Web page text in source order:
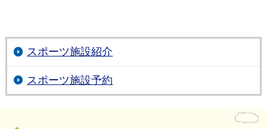
スポーツ施設紹介
スポーツ施設予約